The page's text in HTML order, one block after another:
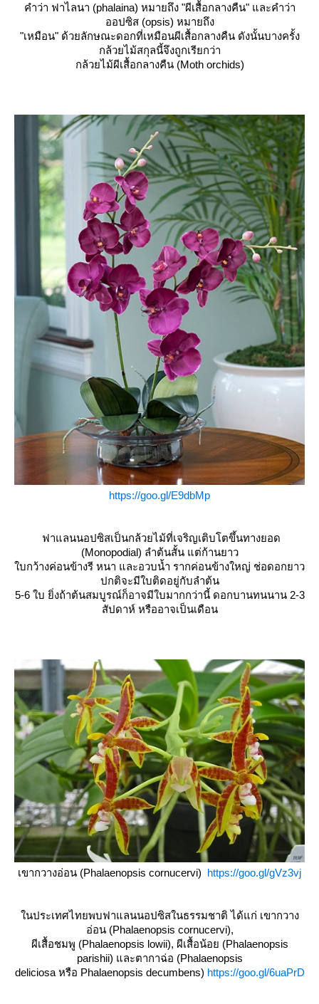
คำว่า ฟาไลนา (phalaina) หมายถึง "ผีเสื้อกลางคืน" และคำว่า
ออปซิส (opsis) หมายถึง
"เหมือน" ด้วยลักษณะดอกที่เหมือนผีเสื้อกลางคืน ดังนั้นบางครั้ง
กล้วยไม้สกุลนี้จึงถูกเรียกว่า
กล้วยไม้ผีเสื้อกลางคืน (Moth orchids)
https://goo.gl/E9dbMp
ฟาแลนนอปซิสเป็นกล้วยไม้ที่เจริญเติบโตขึ้นทางยอด
(Monopodial) ลำต้นสั้น แต่ก้านยาว
บกว้างค่อนข้างรี หนา และอวบน้ำ รากค่อนข้างใหญ่ ช่อดอกยาว
ปกติจะมีใบติดอยู่กับลำต้น
5-6 ใบ ยิ่งถ้าต้นสมบูรณ์ก็อาจมีใบมากกว่านี้ ดอกบานทนนาน 2-3
สัปดาห์ หรืออาจเป็นเดือน
เขากวางอ่อน (Phalaenopsis cornucervi) https://goo.gl/gVz3vj
นประเทศไทยพบฟาแลนนอปซิสในธรรมชาติ ได้แก่ เขากวาง
อ่อน (Phalaenopsis cornucervi),
ผีเสื้อชมพู (Phalaenopsis lowii), ผีเสื้อน้อย (Phalaenopsis
parishii) และตากาฉ่อ (Phalaenopsis
deliciosa หรือ Phalaenopsis decumbens) https://goo.gl/6uaPrD